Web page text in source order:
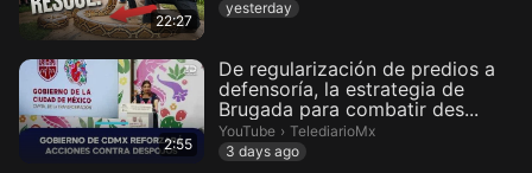
22:27
yesterday
2:55
De regularización de predios a
defensoría, la estrategia de
Brugada para combatir des...
YouTube › TelediarioMx.
TelediarioMx
3 days ago